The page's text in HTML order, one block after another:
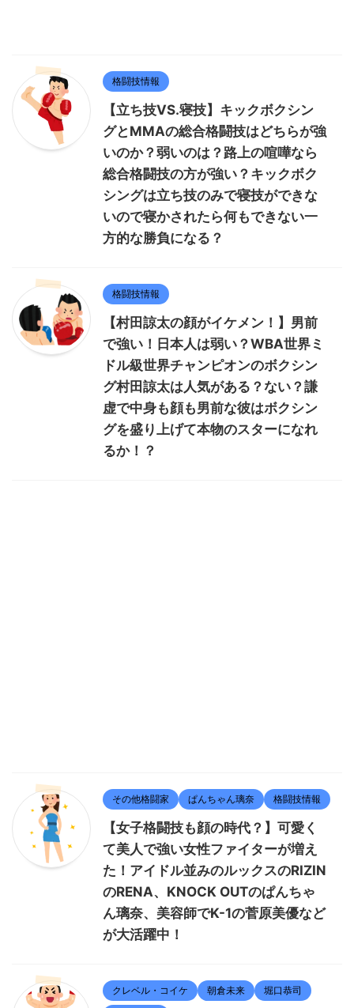
格闘技情報
【立ち技VS.寝技】キックボクシン
グとMMAの総合格闘技はどちらが強
いのか？弱いのは？路上の喧嘩なら
総合格闘技の方が強い？キックボク
シングは立ち技のみで寝技ができな
いので寝かされたら何もできない一
方的な勝負になる？
格闘技情報
【村田諒太の顔がイケメン！】男前
で強い！日本人は弱い？WBA世界ミ
ドル級世界チャンピオンのボクシン
グ村田諒太は人気がある？ない？謙
虚で中身も顔も男前な彼はボクシン
グを盛り上げて本物のスターになれ
るか！？
その他格闘家 ぱんちゃん璃奈 格闘技情報
【女子格闘技も顔の時代？】可愛く
て美人で強い女性ファイターが増え
た！アイドル並みのルックスのRIZIN
のRENA、KNOCK OUTのぱんちゃ
ん璃奈、美容師でK-1の菅原美優など
が大活躍中！
クレベル・コイケ 朝倉未来 堀口恭司